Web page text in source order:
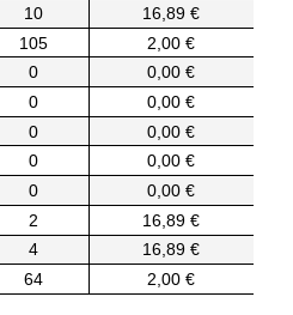
10
16,89 €
105
2,00 €
0
0,00 €
0
0,00 €
0
0,00 €
0
0,00 €
0
0,00 €
2
16,89 €
4
16,89 €
64 2,00 €